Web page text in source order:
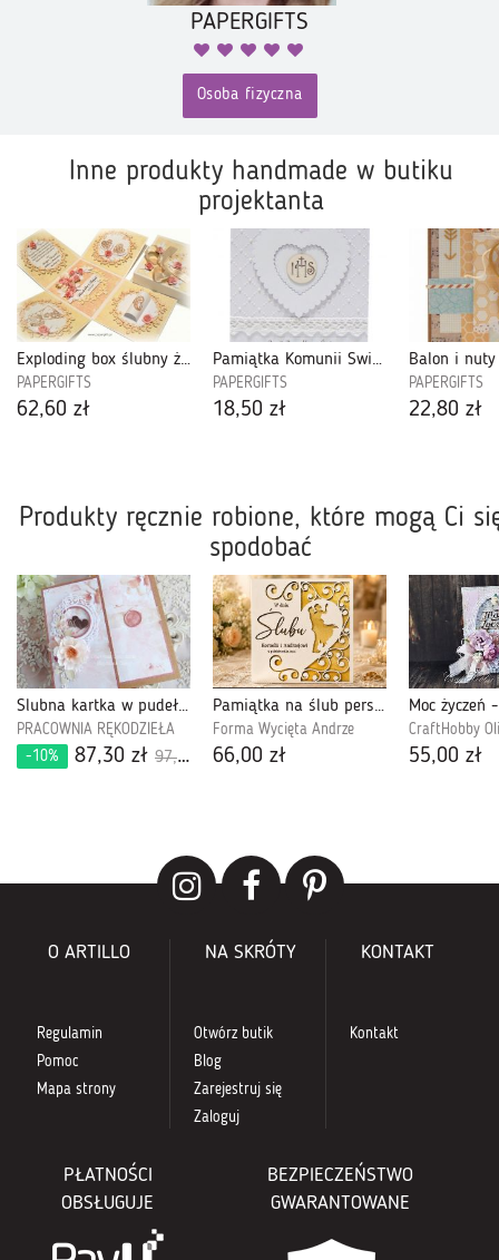
PAPERGIFTS
Osoba fizyczna
Inne produkty handmade w butiku
projektanta
Exploding box ślubny żółty
PAPERGIFTS
62,60 zł
Pamiątka Komunii Świętej białe serce IHS
PAPERGIFTS
18,50 zł
Balon i
PAPERGIFTS
22,80 zł
Produkty ręcznie robione, które mogą Ci
spodobać
Ślubna kartka w pudełku 1065
PRACOWNIA RĘKODZIEŁA
-10%
87,30 zł 97,00 zł
Pamiątka na ślub personalizowana młoda para serce
Forma Wycięta Andrze
66,00 zł
CraftHobby
55,00 zł
O ARTILLO
Regulamin
Pomoc
Mapa strony
NA SKRÓTY
Otwórz butik
Blog
Zarejestruj się
Zaloguj
KONTAKT
Kontakt
PŁATNOŚCI
OBSŁUGUJE
BEZPIECZEŃSTWO
GWARANTOWANE